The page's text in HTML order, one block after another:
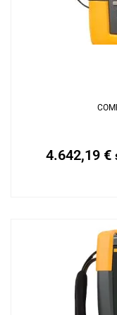
4.642,19 €